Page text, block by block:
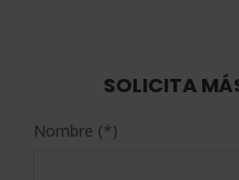
2.976,00$.744,00$.
SOLICITA
Nombre (*)